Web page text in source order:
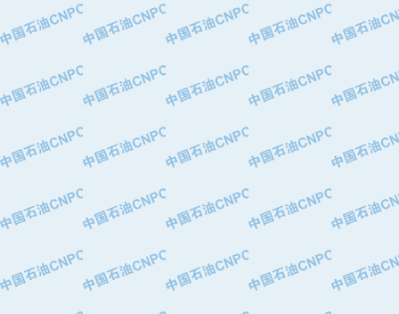
·成都中寰机电设备有限公司
·河北保定天威集团特变电气有限公司
·中国石油辽阳石油化纤公司
·托肯恒山科技（广州）有限公司
·大庆油田飞马有限公司
·大庆油田有限责任公司
·中国石油华北油田公司
·中国石油锦西石化分公司
·天津钢管集团股份有限公司
·深圳市肯多斯实业发展有限公司